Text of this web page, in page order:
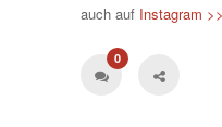
auch auf Instagram
0